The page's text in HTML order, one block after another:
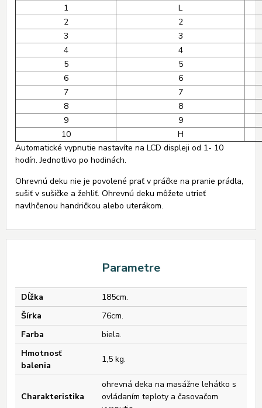
1
L
2
2
3
3
4
4
5
5
6
6
7
7
8
8
9
9
10
H
Automatické vypnutie nastavíte na LCD displeji od 1- 10
hodín. Jednotlivo po hodinách.
Ohrevnú deku nie je povolené prať v práčke na pranie prádla,
sušiť v sušičke a žehliť. Ohrevnú deku môžete utrieť
navlhčenou handričkou alebo uterákom.
Parametre
Dĺžka
185cm.
Šírka
76cm.
Farba
biela.
Hmotnosť
balenia
1,5 kg.
Charakteristika
ohrevná deka na masážne lehátko s
ovládaním teploty a časovačom